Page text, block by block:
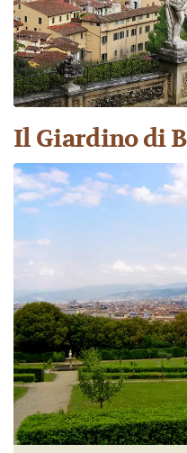
Il Giardino di